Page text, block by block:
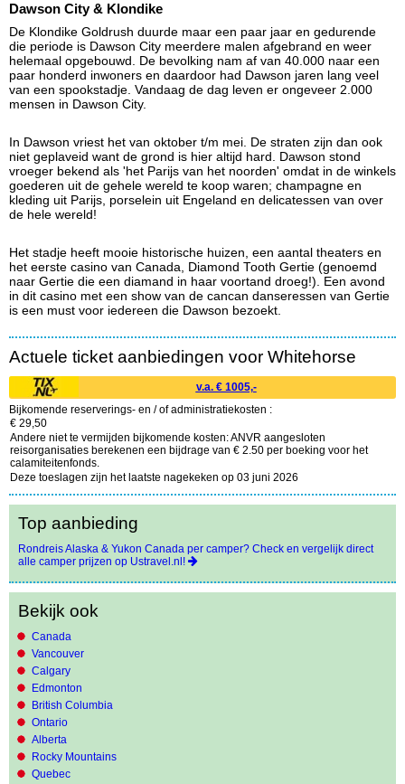
Top aanbieding
Rondreis Alaska & Yukon Canada per camper? Check en vergelijk direct
alle camper prijzen op Ustravel.nl!
Bekijk ook
Canada
Vancouver
Calgary
Edmonton
British Columbia
Ontario
Alberta
Rocky Mountains
Quebec
Dawson City & Klondike
De Klondike Goldrush duurde maar een paar jaar en gedurende
die periode is Dawson City meerdere malen afgebrand en weer
helemaal opgebouwd. De bevolking nam af van 40.000 naar een
paar honderd inwoners en daardoor had Dawson jaren lang veel
van een spookstadje. Vandaag de dag leven er ongeveer 2.000
mensen in Dawson City.
In Dawson vriest het van oktober t/m mei. De straten zijn dan ook
niet geplaveid want de grond is hier altijd hard. Dawson stond
vroeger bekend als 'het Parijs van het noorden' omdat in de winkels
goederen uit de gehele wereld te koop waren; champagne en
kleding uit Parijs, porselein uit Engeland en delicatessen van over
de hele wereld!
Het stadje heeft mooie historische huizen, een aantal theaters en
het eerste casino van Canada, Diamond Tooth Gertie (genoemd
naar Gertie die een diamand in haar voortand droeg!). Een avond
in dit casino met een show van de cancan danseressen van Gertie
is een must voor iedereen die Dawson bezoekt.
Actuele ticket aanbiedingen voor Whitehorse
v.a. € 1005,-
Bijkomende reserverings- en / of administratiekosten :
€ 29,50
Andere niet te vermijden bijkomende kosten: ANVR aangesloten
reisorganisaties berekenen een bijdrage van € 2.50 per boeking voor het
calamiteitenfonds.
Deze toeslagen zijn het laatste nagekeken op 03 juni 2026